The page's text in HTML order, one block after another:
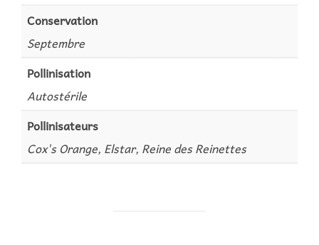
Conservation
Septembre
Pollinisation
Autostérile
Pollinisateurs
Cox's Orange, Elstar, Reine des Reinettes